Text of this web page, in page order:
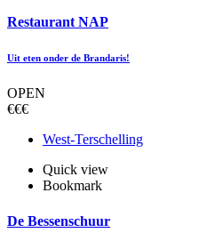
Restaurant NAP
Uit eten onder de Brandaris!
OPEN
€€€
West-Terschelling
Quick view
Bookmark
De Bessenschuur